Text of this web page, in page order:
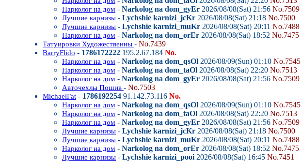
Нарколог на дом - Narkolog na dom_gyEr 2026/08/08(Sat) 21:56 No.7509
Лучшие карнизы - Lychshie karnizi_jcKr 2026/08/08(Sat) 21:18 No.7500
Лучшие карнизы - Lychshie karnizi_muKr 2026/08/08(Sat) 20:11 No.7488
Нарколог на дом - Narkolog na dom_orEr 2026/08/08(Sat) 18:52 No.7475
Татуировки Художественны - No.7439
BarryFlido - 1786172222 195.2.67.184 No.
Нарколог на дом - Narkolog na dom_qsOl 2026/08/09(Sun) 01:10 No.7545
Нарколог на дом - Narkolog na dom_taOl 2026/08/08(Sat) 22:20 No.7513
Нарколог на дом - Narkolog na dom_gyEr 2026/08/08(Sat) 21:56 No.7509
Авточехлы Пошив - No.7503
MichaelFat - 1786192254 91.142.73.116 No.
Нарколог на дом - Narkolog na dom_qsOl 2026/08/09(Sun) 01:10 No.7545
Нарколог на дом - Narkolog na dom_taOl 2026/08/08(Sat) 22:20 No.7513
Нарколог на дом - Narkolog na dom_gyEr 2026/08/08(Sat) 21:56 No.7509
Лучшие карнизы - Lychshie karnizi_jcKr 2026/08/08(Sat) 21:18 No.7500
Лучшие карнизы - Lychshie karnizi_muKr 2026/08/08(Sat) 20:11 No.7488
Нарколог на дом - Narkolog na dom_orEr 2026/08/08(Sat) 18:52 No.7475
Лучшие карнизы - Lychshie karnizi_pooi 2026/08/08(Sat) 16:45 No.7451